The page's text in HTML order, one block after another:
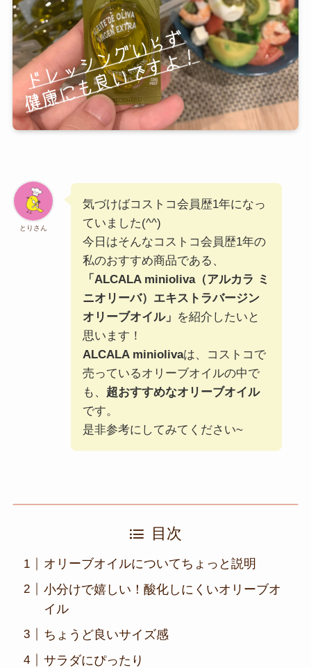
とりさん
気づけばコストコ会員歴1年になっ
ていました(^^)
今日はそんなコストコ会員歴1年の
私のおすすめ商品である、
「ALCALA minioliva（アルカラ ミ
ニオリーバ）エキストラバージン
オリーブオイル」 を紹介したいと
思います！
ALCALA miniolivaは、コストコで
売っているオリーブオイルの中で
も、 超おすすめなオリーブオイル
です。
是非参考にしてみてください~
目次
オリーブオイルについてちょっと説明
小分けで嬉しい！酸化しにくいオリーブオ
イル
ちょうど良いサイズ感
サラダにぴったり